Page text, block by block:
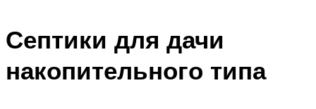
Септики для дачи
накопительного типа